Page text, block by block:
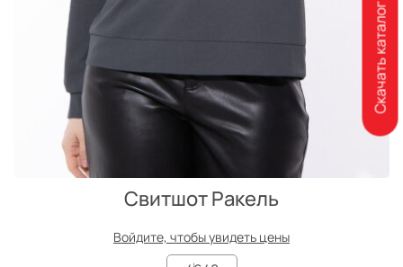
Свитшот Ракель
Войдите, чтобы увидеть цены
Скачать каталог